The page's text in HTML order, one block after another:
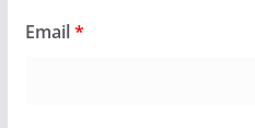
Email*